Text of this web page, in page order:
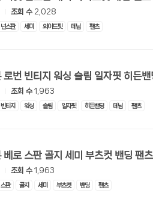
조회 수 2,028
넌스판 세미 와이드핏 데님 팬츠
조회 수1,963
빈티지 워싱 슬림 일자핏 히든밴딩 데님 팬츠
조회 수1,963
스판 골지 세미 부츠컷 밴딩 팬츠